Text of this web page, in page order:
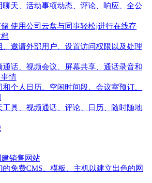
聊天、活动事项动态、评论、响应、全公
使用公司云盘与同事轻松j进行在线存
、邀请外部用户、设置访问权限以及处理
通话、视频会议、屏幕共享、通话录音和
情
和个人日历、空闲时间段、会议室预订、
工具、视频通话、评论、日历、随时随地
建销售网站
的免费CMS、模板、主机以建立出色的网